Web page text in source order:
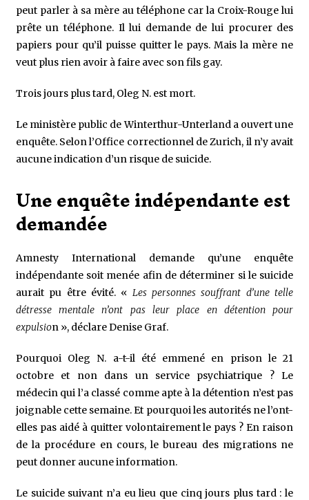
peut parler à sa mère au téléphone car la Croix-Rouge lui
prête un téléphone. Il lui demande de lui procurer des
papiers pour qu’il puisse quitter le pays. Mais la mère ne
veut plus rien avoir à faire avec son fils gay.
Trois jours plus tard, Oleg N. est mort.
Le ministère public de Winterthur-Unterland a ouvert une
enquête. Selon l’Office correctionnel de Zurich, il n’y avait
aucune indication d’un risque de suicide.
Une enquête indépendante est
demandée
Amnesty International demande qu’une enquête
indépendante soit menée afin de déterminer si le suicide
aurait pu être évité. « Les personnes souffrant d’une telle
détresse mentale n’ont pas leur place en détention pour
expulsion », déclare Denise Graf.
Pourquoi Oleg N. a-t-il été emmené en prison le 21
octobre et non dans un service psychiatrique ? Le
médecin qui l’a classé comme apte à la détention n’est pas
joignable cette semaine. Et pourquoi les autorités ne l’ont-
elles pas aidé à quitter volontairement le pays ? En raison
de la procédure en cours, le bureau des migrations ne
peut donner aucune information.
Le suicide suivant n’a eu lieu que cinq jours plus tard : le